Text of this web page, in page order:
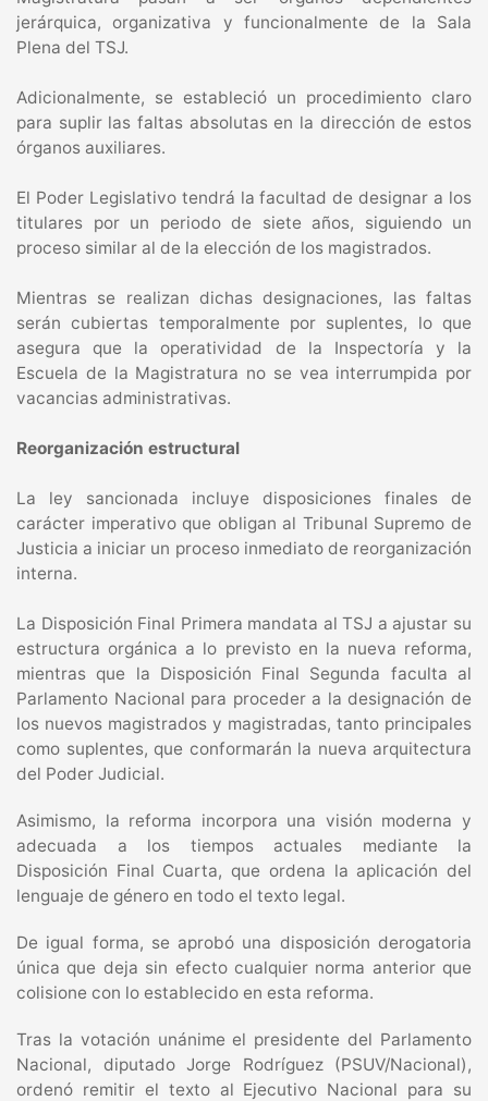
jerárquica, organizativa y funcionalmente de la Sala
Plena del TSJ.
Adicionalmente, se estableció un procedimiento claro
para suplir las faltas absolutas en la dirección de estos
órganos auxiliares.
El Poder Legislativo tendrá la facultad de designar a los
titulares por un periodo de siete años, siguiendo un
proceso similar al de la elección de los magistrados.
Mientras se realizan dichas designaciones, las faltas
serán cubiertas temporalmente por suplentes, lo que
asegura que la operatividad de la Inspectoría y la
Escuela de la Magistratura no se vea interrumpida por
vacancias administrativas.
Reorganización estructural
La ley sancionada incluye disposiciones finales de
carácter imperativo que obligan al Tribunal Supremo de
Justicia a iniciar un proceso inmediato de reorganización
interna.
La Disposición Final Primera mandata al TSJ a ajustar su
estructura orgánica a lo previsto en la nueva reforma,
mientras que la Disposición Final Segunda faculta al
Parlamento Nacional para proceder a la designación de
los nuevos magistrados y magistradas, tanto principales
como suplentes, que conformarán la nueva arquitectura
del Poder Judicial.
Asimismo, la reforma incorpora una visión moderna y
adecuada a los tiempos actuales mediante la
Disposición Final Cuarta, que ordena la aplicación del
lenguaje de género en todo el texto legal.
De igual forma, se aprobó una disposición derogatoria
única que deja sin efecto cualquier norma anterior que
colisione con lo establecido en esta reforma.
Tras la votación unánime el presidente del Parlamento
Nacional, diputado Jorge Rodríguez (PSUV/Nacional),
ordenó remitir el texto al Ejecutivo Nacional para su